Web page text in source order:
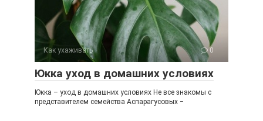
Как ухаживать 0
Юкка уход в домашних условиях
Юкка – уход в домашних условиях Не все знакомы с
представителем семейства Аспарагусовых −